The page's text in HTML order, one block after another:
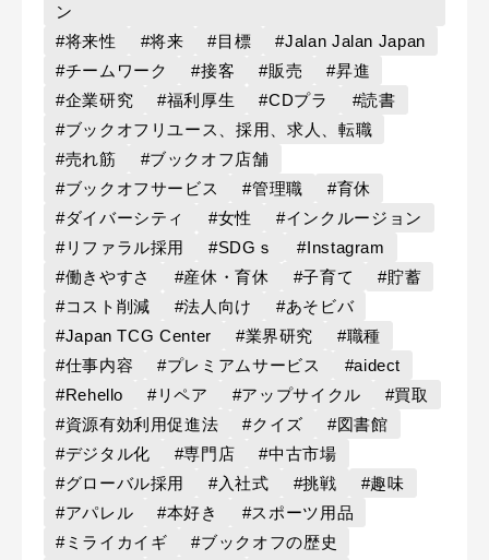
ン
#将来性
#将来 #目標
#Jalan Jalan Japan
#チームワーク
#接客 #販売
#昇進
#企業研究
#福利厚生 #CDプラ
#読書
#ブックオフリユース、採用、求人、転職
#売れ筋
#ブックオフ店舗
#ブックオフサービス
#管理職
#育休
#ダイバーシティ
#女性
#インクルージョン
#リファラル採用
#SDGｓ
#Instagram
#働きやすさ
#産休・育休 #子育て
#貯蓄
#コスト削減
#法人向け
#あそビバ
#Japan TCG Center
#業界研究
#職種
#仕事内容
#プレミアムサービス
#aidect
#Rehello
#リペア #アップサイクル
#買取
#資源有効利用促進法
#クイズ
#図書館
#デジタル化
#専門店
#中古市場
#グローバル採用
#入社式 #挑戦
#趣味
#アパレル
#本好き
#スポーツ用品
#ミライカイギ
#ブックオフの歴史